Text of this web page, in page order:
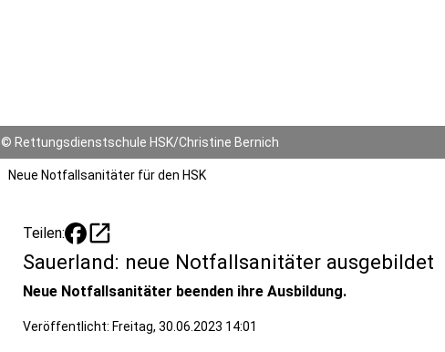
© Rettungsdienstschule HSK/Christine Bernich
Neue Notfallsanitäter für den HSK
Teilen: open_in_new
Sauerland: neue Notfallsanitäter ausgebildet
Neue Notfallsanitäter beenden ihre Ausbildung.
Veröffentlicht: Freitag, 30.06.2023 14:01